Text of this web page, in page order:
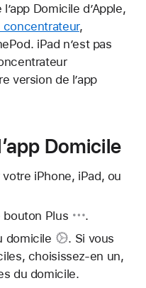
Domicile d’Apple,
,
iPad n’est pas
version de l’app
Domicile
iPhone, iPad, ou
bouton Plus
.
domicile
. Si vous
choisissez-en un,
du domicile.